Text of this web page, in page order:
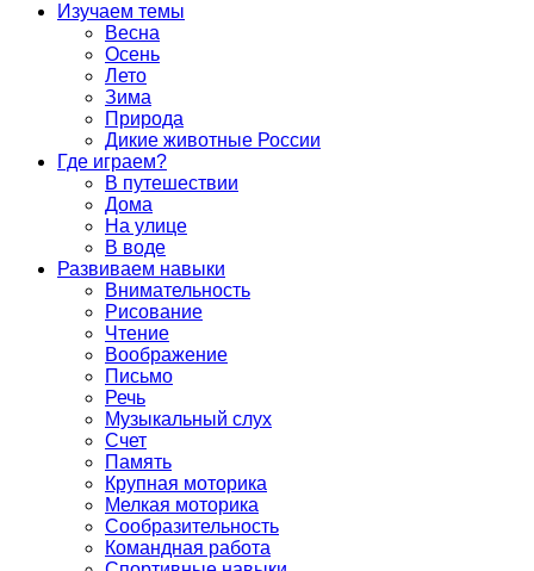
Изучаем темы
Весна
Осень
Лето
Зима
Природа
Дикие животные России
Где играем?
В путешествии
Дома
На улице
В воде
Развиваем навыки
Внимательность
Рисование
Чтение
Воображение
Письмо
Речь
Музыкальный слух
Счет
Память
Крупная моторика
Мелкая моторика
Сообразительность
Командная работа